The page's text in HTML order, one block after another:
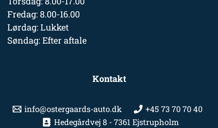
Fredag: 8.00-16.00
Lørdag: Lukket
Søndag: Efter aftale
Kontakt
info@ostergaards-auto.dk
+45 73 70 70 40
Hedegårdvej 8 - 7361 Ejstrupholm